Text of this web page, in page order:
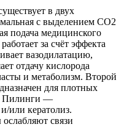
в двух
с выделением CO2
подача медицинского
за счёт эффекта
вазодилатацию,
отдачу кислорода
и метаболизм. Второй
для плотных
Пилинги —
или кератолиз.
связи